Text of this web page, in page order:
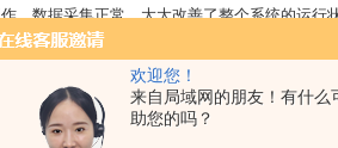
欢迎您！
来自局域网的朋友！有什么
助您的吗？
，数据采集正常，大大改善了整个系统的运
温、高温介质中充分工作。热辐射。主要应用
人值守集输等远程监控环境，大大提高了整个
率高
缆外露，易损坏。在改造过程中，必须开孔